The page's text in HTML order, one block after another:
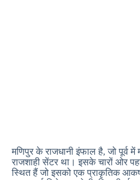
मणिपुर के राजधानी इंफाल है, जो पूर्व में
राजशाही सेंटर था। इसके चारों ओर
स्थित हैं जो इसको एक प्राकृतिक